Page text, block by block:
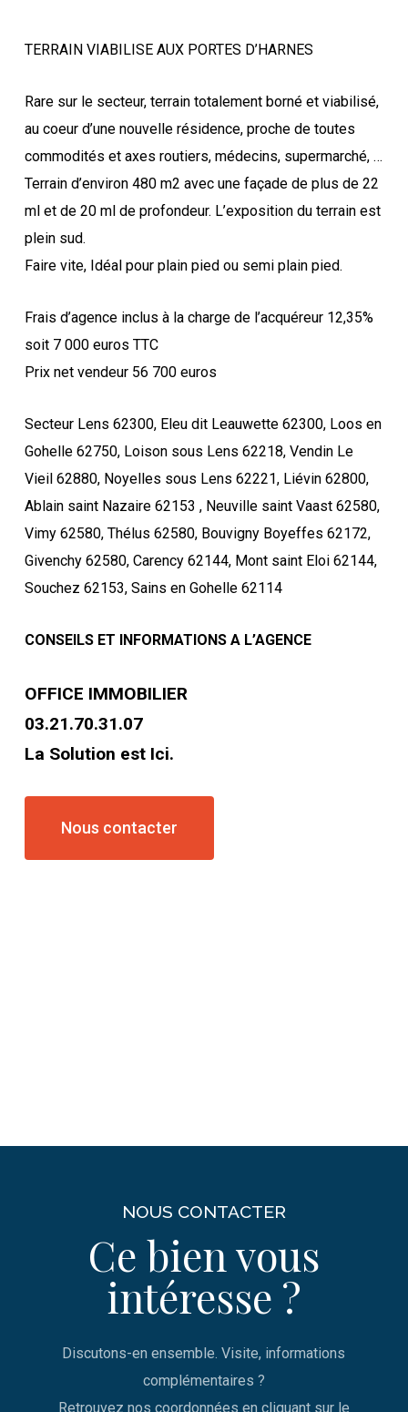
TERRAIN VIABILISE AUX PORTES D’HARNES
Rare sur le secteur, terrain totalement borné et viabilisé,
au coeur d’une nouvelle résidence, proche de toutes
commodités et axes routiers, médecins, supermarché, …
Terrain d’environ 480 m2 avec une façade de plus de 22
ml et de 20 ml de profondeur. L’exposition du terrain est
plein sud.
Faire vite, Idéal pour plain pied ou semi plain pied.
Frais d’agence inclus à la charge de l’acquéreur 12,35%
soit 7 000 euros TTC
Prix net vendeur 56 700 euros
Secteur Lens 62300, Eleu dit Leauwette 62300, Loos en
Gohelle 62750, Loison sous Lens 62218, Vendin Le
Vieil 62880, Noyelles sous Lens 62221, Liévin 62800,
Ablain saint Nazaire 62153 , Neuville saint Vaast 62580,
Vimy 62580, Thélus 62580, Bouvigny Boyeffes 62172,
Givenchy 62580, Carency 62144, Mont saint Eloi 62144,
Souchez 62153, Sains en Gohelle 62114
CONSEILS ET INFORMATIONS A L’AGENCE
OFFICE IMMOBILIER
03.21.70.31.07
La Solution est Ici.
Nous contacter
NOUS CONTACTER
Ce bien vous
intéresse ?
Discutons-en ensemble. Visite, informations
complémentaires ?
Retrouvez nos coordonnées en cliquant sur le